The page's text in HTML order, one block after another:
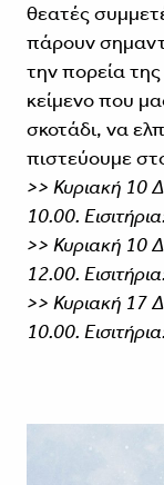
θεατές
πάρουν
την πορεία
κείμενο που
σκοτάδι, να
πιστεύουμε
>> Κυριακή 10
10.00.
>> Κυριακή 10
12.00.
>> Κυριακή 17
10.00.